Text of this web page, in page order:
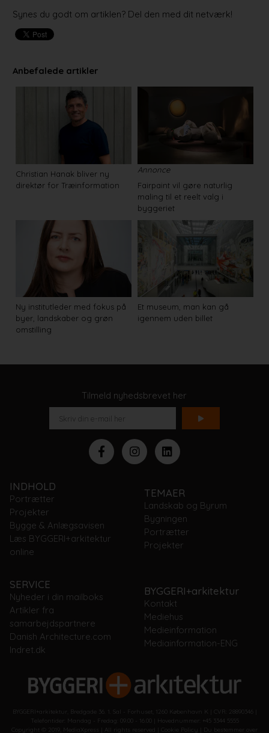
Synes du godt om artiklen? Del den med dit netværk!
Anbefalede artikler
Christian Hanak bliver ny
direktør for Træinformation
Annonce
Fairpaint vil gøre naturlig
maling til et reelt valg i
byggeriet
Ny institutleder med fokus på
byer, landskaber og grøn
omstilling
Et museum, man kan gå
igennem uden billet
Tilmeld nyhedsbrevet her
INDHOLD
Portrætter
Projekter
Bygge & Anlægsavisen
Læs BYGGERI+arkitektur
online
TEMAER
Landskab og Byrum
Bygningen
Portrætter
Projekter
SERVICE
Nyheder i din mailboks
Artikler fra
samarbejdspartnere
Danish Architecture.com
Indret.dk
BYGGERI+arkitektur
Kontakt
Mediehus
Medieinformation
Mediainformation-ENG
BYGGERI+arkitektur, Bredgade 36. 1. Sal - Forhuset, 1260 København K | CVR: 28890346 |
Telefontider: Mandag - Fredag: 09.00 - 16.00 | Hovednummer: +45 3344 5555
Copyright © 2019, MediaXpress | All rights reserved |
Cookie Policy Du bestemmer over